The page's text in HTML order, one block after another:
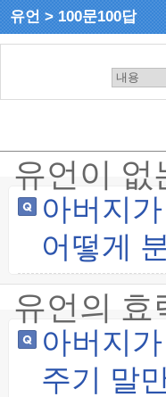
유언 > 100문100답
유언이 없
아버지
어떻게
유언의 효
아버지
주기 말